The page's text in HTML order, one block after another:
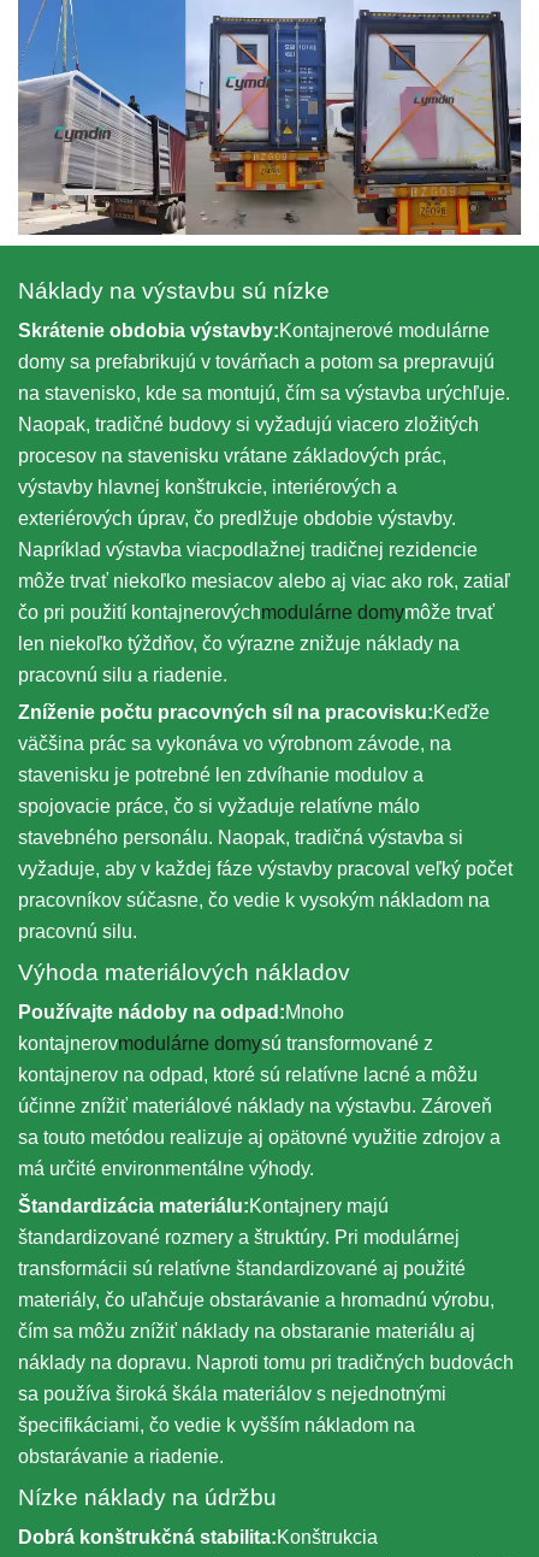
Náklady na výstavbu sú nízke
Skrátenie obdobia výstavby:Kontajnerové modulárne
domy sa prefabrikujú v továrňach a potom sa prepravujú
na stavenisko, kde sa montujú, čím sa výstavba urýchľuje.
Naopak, tradičné budovy si vyžadujú viacero zložitých
procesov na stavenisku vrátane základových prác,
výstavby hlavnej konštrukcie, interiérových a
exteriérových úprav, čo predlžuje obdobie výstavby.
Napríklad výstavba viacpodlažnej tradičnej rezidencie
môže trvať niekoľko mesiacov alebo aj viac ako rok, zatiaľ
čo pri použití kontajnerovýchmodulárne domymôže trvať
len niekoľko týždňov, čo výrazne znižuje náklady na
pracovnú silu a riadenie.
Zníženie počtu pracovných síl na pracovisku:Keďže
väčšina prác sa vykonáva vo výrobnom závode, na
stavenisku je potrebné len zdvíhanie modulov a
spojovacie práce, čo si vyžaduje relatívne málo
stavebného personálu. Naopak, tradičná výstavba si
vyžaduje, aby v každej fáze výstavby pracoval veľký počet
pracovníkov súčasne, čo vedie k vysokým nákladom na
pracovnú silu.
Výhoda materiálových nákladov
Používajte nádoby na odpad:Mnoho
kontajnerovmodulárne domysú transformované z
kontajnerov na odpad, ktoré sú relatívne lacné a môžu
účinne znížiť materiálové náklady na výstavbu. Zároveň
sa touto metódou realizuje aj opätovné využitie zdrojov a
má určité environmentálne výhody.
Štandardizácia materiálu:Kontajnery majú
štandardizované rozmery a štruktúry. Pri modulárnej
transformácii sú relatívne štandardizované aj použité
materiály, čo uľahčuje obstarávanie a hromadnú výrobu,
čím sa môžu znížiť náklady na obstaranie materiálu aj
náklady na dopravu. Naproti tomu pri tradičných budovách
sa používa široká škála materiálov s nejednotnými
špecifikáciami, čo vedie k vyšším nákladom na
obstarávanie a riadenie.
Nízke náklady na údržbu
Dobrá konštrukčná stabilita:Konštrukcia